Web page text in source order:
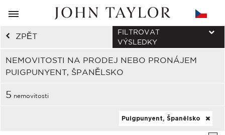
ZPĚT
NEMOVITOSTI NA PRODEJ NEBO PRONÁJEM
PUIGPUNYENT, ŠPANĚLSKO
FILTROVAT
VÝSLEDKY
5 nemovitosti
Puigpunyent, Španělsko